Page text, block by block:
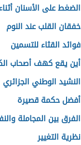
الضغط على الأسنان
خفقان القلب عند النوم
فوائد القثاء للتسمين
أين يقع كهف أصحاب
النشيد الوطني الجزائري
أفضل حكمة قصيرة
الفرق بين المجاملة
نظرية التغيير